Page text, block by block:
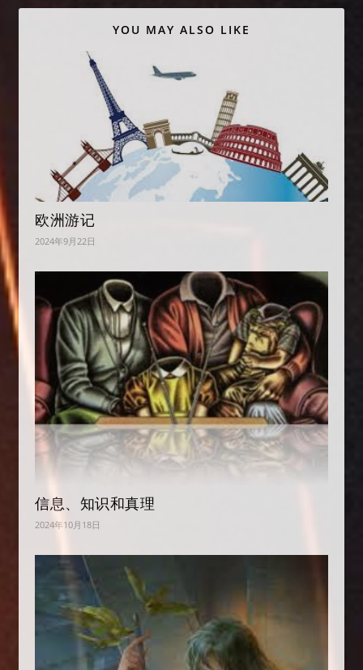
YOU MAY ALSO LIKE
欧洲游记
2024年9月22日
信息、知识和真理
2024年10月18日